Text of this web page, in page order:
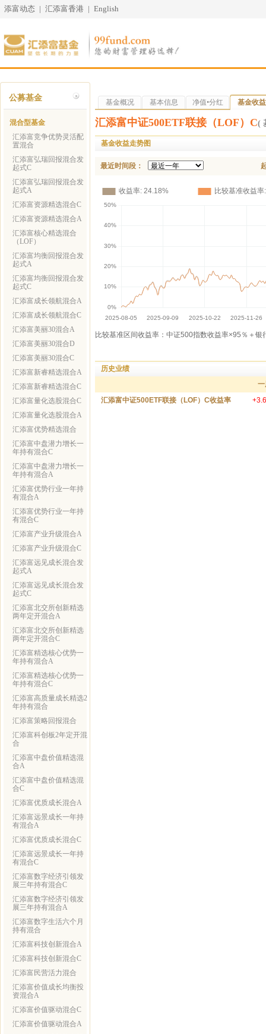
添富动态 | 汇添富香港 | English
公募基金
混合型基金
汇添富竞争优势灵活配
置混合
汇添富弘瑞回报混合发
起式C
汇添富弘瑞回报混合发
起式A
汇添富资源精选混合C
汇添富资源精选混合A
汇添富核心精选混合
（LOF）
汇添富均衡回报混合发
起式A
汇添富均衡回报混合发
起式C
汇添富成长领航混合A
汇添富成长领航混合C
汇添富美丽30混合A
汇添富美丽30混合D
汇添富美丽30混合C
汇添富新睿精选混合A
汇添富新睿精选混合C
汇添富量化选股混合C
汇添富量化选股混合A
汇添富优势精选混合
汇添富中盘潜力增长一
年持有混合C
汇添富中盘潜力增长一
年持有混合A
汇添富优势行业一年持
有混合A
汇添富优势行业一年持
有混合C
汇添富产业升级混合A
汇添富产业升级混合C
汇添富远见成长混合发
起式A
汇添富远见成长混合发
起式C
汇添富北交所创新精选
两年定开混合A
汇添富北交所创新精选
两年定开混合C
汇添富精选核心优势一
年持有混合A
汇添富精选核心优势一
年持有混合C
汇添富高质量成长精选2
年持有混合
汇添富策略回报混合
汇添富科创板2年定开混
合
汇添富中盘价值精选混
合A
汇添富中盘价值精选混
合C
汇添富优质成长混合A
汇添富远景成长一年持
有混合A
汇添富优质成长混合C
汇添富远景成长一年持
有混合C
汇添富数字经济引领发
展三年持有混合C
汇添富数字经济引领发
展三年持有混合A
汇添富数字生活六个月
持有混合
汇添富科技创新混合A
汇添富科技创新混合C
汇添富民营活力混合
汇添富价值成长均衡投
资混合A
汇添富价值驱动混合C
汇添富价值驱动混合A
基金概况 基本信息 净值•分红 基金收益
汇添富中证500ETF联接（LOF）C(
基金收益走势图
最近时间段：
比较基准区间收益率：中证500指数收益率×95％＋
历史业绩
一
汇添富中证500ETF联接（LOF）C收益率